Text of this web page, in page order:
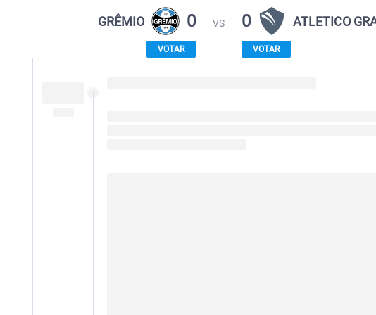
GRÊMIO 0
VOTAR
VS 0 ATLETICO
VOTAR